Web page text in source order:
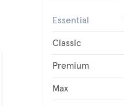
Essential
Classic
Premium
Max